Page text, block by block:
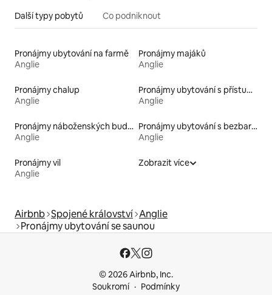
Další typy pobytů Co podniknout
Pronájmy ubytování na farmě
Anglie
Pronájmy majáků
Anglie
Pronájmy chalup
Anglie
Pronájmy ubytování s přístupem k jezeru
Anglie
Pronájmy náboženských budov
Anglie
Pronájmy ubytování s bezbariérovou postelí
Anglie
Pronájmy vil
Anglie
Zobrazit více
Airbnb Spojené království Anglie
Pronájmy ubytování se saunou
© 2026 Airbnb, Inc.
Soukromí
Podmínky